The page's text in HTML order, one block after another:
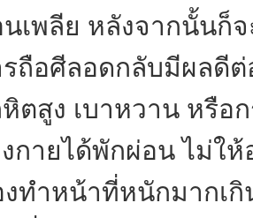
เพลีย หลังจากนั้นก็
รถือศีลอดกลับมีผลดี
ตสูง เบาหวาน หรือ
กายได้พักผ่อน ไม่ให้
งทำหน้าที่หนักมากเ